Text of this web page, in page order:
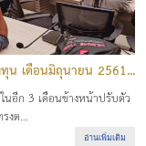
น เดือนมิถุนายน 2561...
อีก 3 เดือนข้างหน้าปรับตัว
งต...
อ่านเพิ่มเติม